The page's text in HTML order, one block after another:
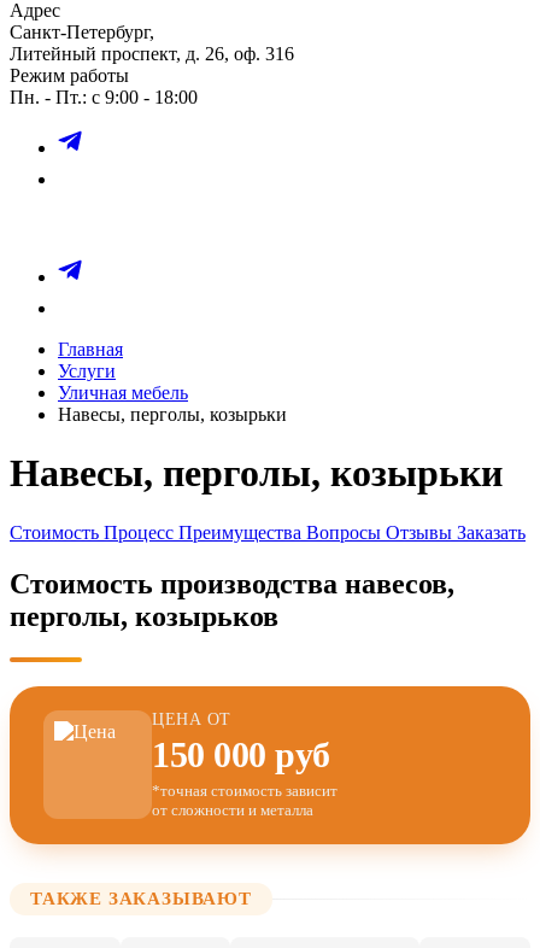
Адрес
Санкт-Петербург,
Литейный проспект, д. 26, оф. 316
Режим работы
Пн. - Пт.: с 9:00 - 18:00
Главная
Услуги
Уличная мебель
Навесы, перголы, козырьки
Навесы, перголы, козырьки
Стоимость Процесс Преимущества Вопросы Отзывы Заказать
Стоимость производства навесов,
перголы, козырьков
ЦЕНА ОТ
150 000 руб
*точная стоимость зависит
от сложности и металла
ТАКЖЕ ЗАКАЗЫВАЮТ